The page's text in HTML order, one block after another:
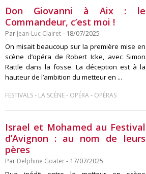
Don Giovanni à Aix : le
Commandeur, c’est moi !
Par Jean-Luc Clairet- 18/07/2025
On misait beaucoup sur la première mise en
scène d’opéra de Robert Icke, avec Simon
Rattle dans la fosse. La déception est à la
hauteur de l’ambition du metteur en ...
FESTIVALS- LA SCÈNE- OPÉRA- OPÉRAS
Israel et Mohamed au Festival
d’Avignon : au nom de leurs
pères
Par Delphine Goater- 17/07/2025